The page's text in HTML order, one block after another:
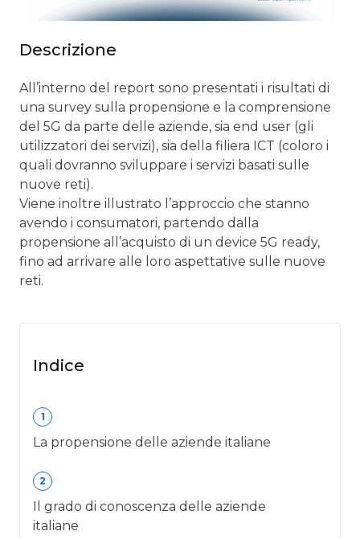
Descrizione
All’interno del report sono presentati i risultati di
una survey sulla propensione e la comprensione
del 5G da parte delle aziende, sia end user (gli
utilizzatori dei servizi), sia della filiera ICT (coloro i
quali dovranno sviluppare i servizi basati sulle
nuove reti).
Viene inoltre illustrato l’approccio che stanno
avendo i consumatori, partendo dalla
propensione all’acquisto di un device 5G ready,
fino ad arrivare alle loro aspettative sulle nuove
reti.
Indice
1
La propensione delle aziende italiane
2
Il grado di conoscenza delle aziende
italiane